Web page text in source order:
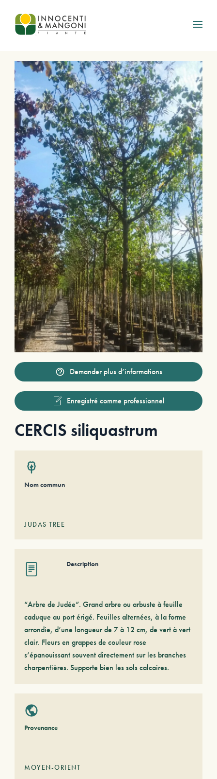
Skip to main content
Demander plus d’informations
Enregistré comme professionnel
CERCIS siliquastrum
Nom commun
JUDAS TREE
Description
“Arbre de Judée”. Grand arbre ou arbuste à feuille
caduque au port érigé. Feuilles alternées, à la forme
arrondie, d’une longueur de 7 à 12 cm, de vert à vert
clair. Fleurs en grappes de couleur rose
s’épanouissant souvent directement sur les branches
charpentières. Supporte bien les sols calcaires.
Provenance
MOYEN-ORIENT